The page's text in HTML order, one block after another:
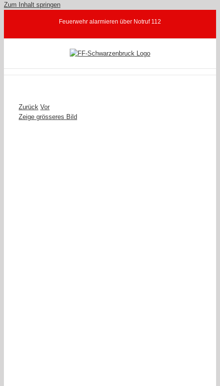
Zum Inhalt springen
Feuerwehr alarmieren über Notruf 112
Zurück Vor
Zeige grösseres Bild